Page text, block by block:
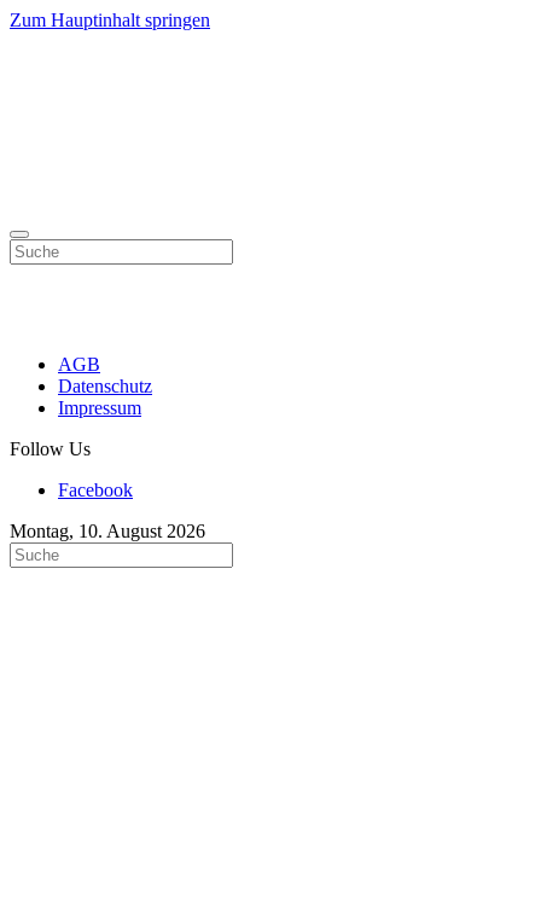
Zum Hauptinhalt springen
AGB
Datenschutz
Impressum
Follow Us
Facebook
Montag, 10. August 2026